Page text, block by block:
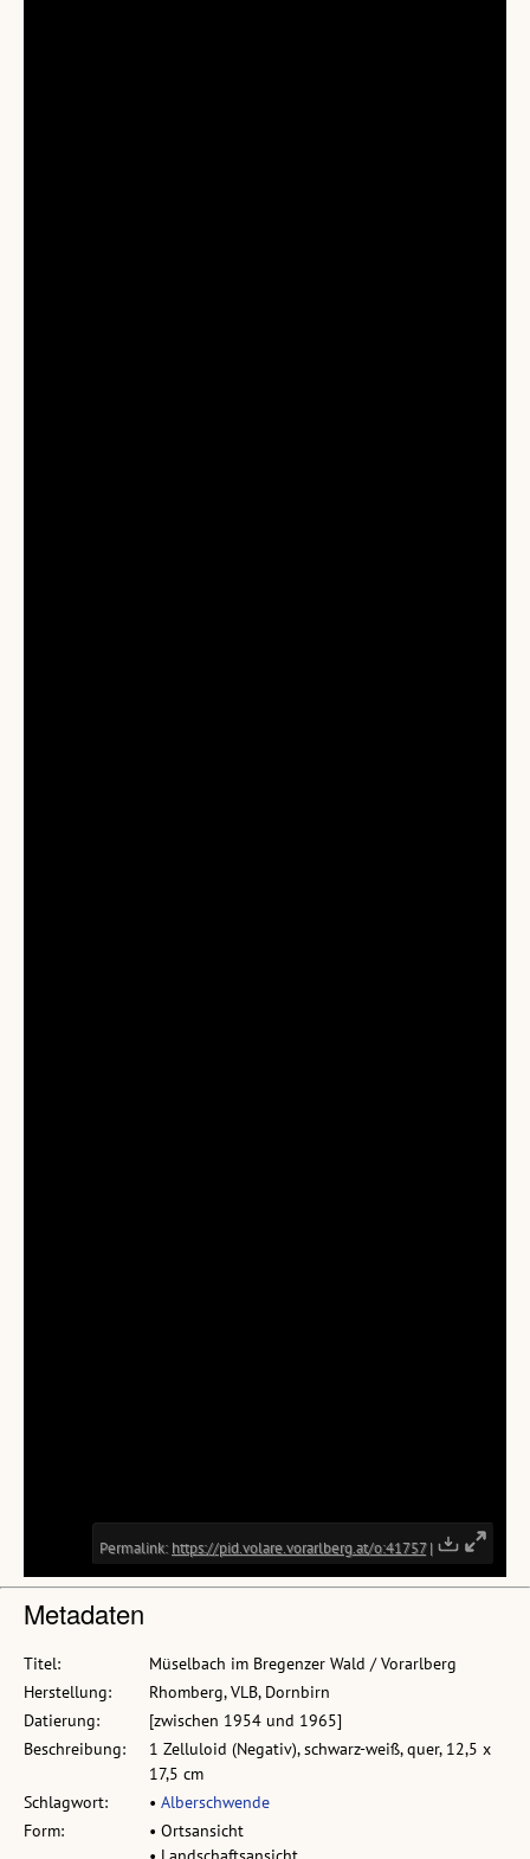
Metadaten
Titel:
Müselbach im Bregenzer Wald / Vorarlberg
Herstellung:
Rhomberg, VLB, Dornbirn
Datierung:
[zwischen 1954 und 1965]
Beschreibung:
1 Zelluloid (Negativ), schwarz-weiß, quer, 12,5 x
17,5 cm
Schlagwort:
• Alberschwende
Form:
• Ortsansicht